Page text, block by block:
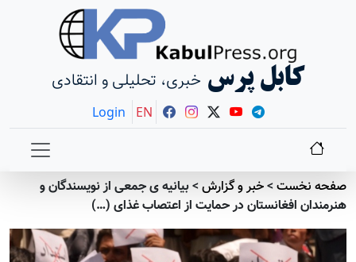
کابل پرس خبری، تحلیلی و انتقادی
Login EN
صفحه نخست>خبر و گزارش>بیانیه ی جمعی از نویسندگان و
هنرمندان افغانستان در حمایت از اعتصاب غذای (…)